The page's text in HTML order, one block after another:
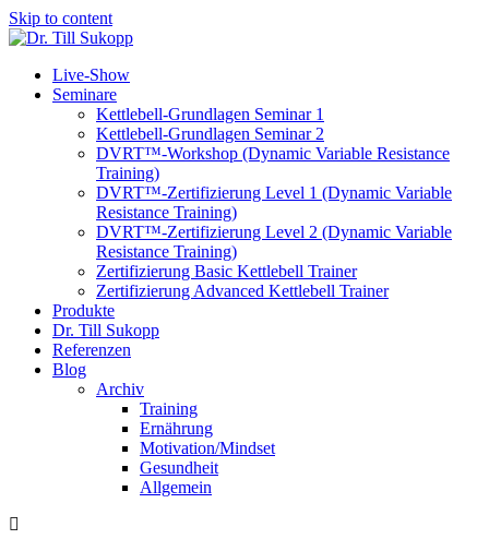
Skip to content
Live-Show
Seminare
Kettlebell-Grundlagen Seminar 1
Kettlebell-Grundlagen Seminar 2
DVRT™-Workshop (Dynamic Variable Resistance
Training)
DVRT™-Zertifizierung Level 1 (Dynamic Variable
Resistance Training)
DVRT™-Zertifizierung Level 2 (Dynamic Variable
Resistance Training)
Zertifizierung Basic Kettlebell Trainer
Zertifizierung Advanced Kettlebell Trainer
Produkte
Dr. Till Sukopp
Referenzen
Blog
Archiv
Training
Ernährung
Motivation/Mindset
Gesundheit
Allgemein